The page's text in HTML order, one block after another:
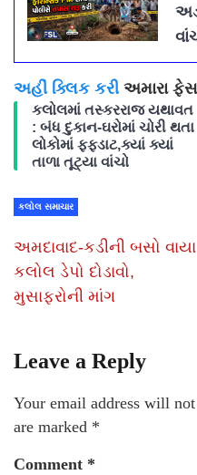
અહીં ક્લિક કરી અમારા
કલોલમાં તસ્કરરાજ યથાવત
: બંધ દુકાન-ઘરોમાં ચોરી થતા
લોકોમાં ફફડાટ,ક્યાં ક્યાં
તાળા તૂટ્યા વાંચો
કલોલ સમાચાર
અમદાવાદ-કડીની બસો વાયા
કલોલ ડેપો દોડાવો,
મુસાફરોની માંગ
Leave a Reply
Your email address will
are marked *
Comment *